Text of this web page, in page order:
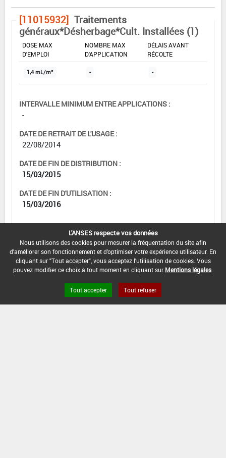
[11015932] Traitements
généraux*Désherbage*Cult. Installées (1)
DOSE MAX
D'EMPLOI
NOMBRE MAX
D'APPLICATION
DÉLAIS AVANT
RÉCOLTE
1,4 mL/m² - -
INTERVALLE MINIMUM ENTRE APPLICATIONS :
-
DATE DE RETRAIT DE L'USAGE :
22/08/2014
DATE DE FIN DE DISTRIBUTION :
15/03/2015
DATE DE FIN D'UTILISATION :
15/03/2016
[11015921] Traitements
généraux*Désherbage*Zones Cult. Avt
Plantat. (1)
DOSE MAX
NOMBRE MAX
D'APPLICATION
DÉLAIS AVANT
RÉCOLTE
L'ANSES respecte vos données
Nous utilisons des cookies pour mesurer la fréquentation du site afin
d'améliorer son fonctionnement et d'optimiser votre expérience utilisateur. En
cliquant sur "Tout accepter", vous acceptez l'utilisation de cookies. Vous
pouvez modifier ce choix à tout moment en cliquant sur Mentions légales
Tout accepter Tout refuser